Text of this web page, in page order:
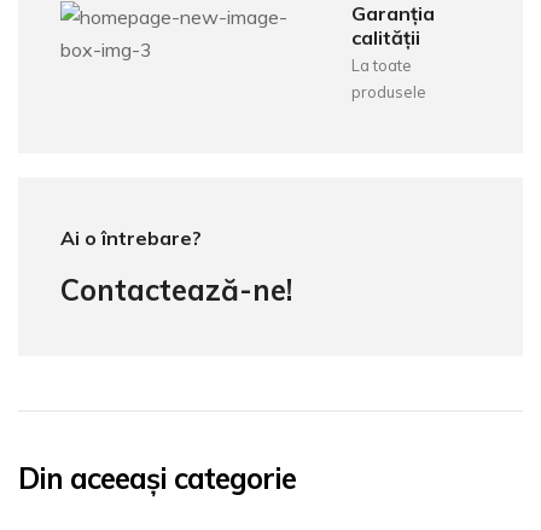
Garanția
calității
La toate
produsele
Ai o întrebare?
Contactează-ne!
Din aceeași categorie